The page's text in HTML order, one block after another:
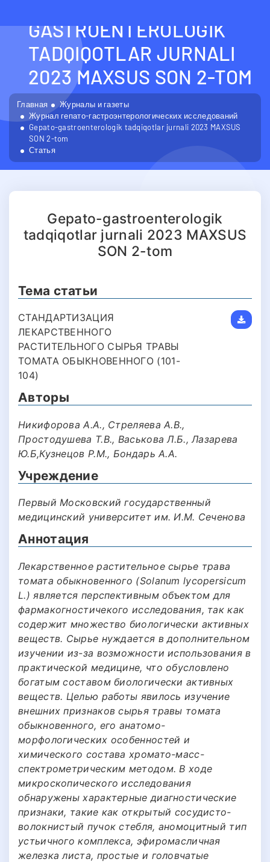
GASTROENTEROLOGIK
TADQIQOTLAR JURNALI
2023 MAXSUS SON 2-TOM
Главная
Журналы и газеты
Журнал гепато-гастроэнтерологических исследований
Gepato-gastroenterologik tadqiqotlar jurnali 2023 MAXSUS
SON 2-tom
Статья
Gepato-gastroenterologik
tadqiqotlar jurnali 2023 MAXSUS
SON 2-tom
Тема статьи
СТАНДАРТИЗАЦИЯ
ЛЕКАРСТВЕННОГО
РАСТИТЕЛЬНОГО СЫРЬЯ ТРАВЫ
ТОМАТА ОБЫКНОВЕННОГО (101-
104)
Авторы
Никифорова А.А., Стреляева А.В.,
Простодушева Т.В., Васькова Л.Б., Лазарева
Ю.Б,Кузнецов Р.М., Бондарь А.А.
Учреждение
Первый Московский государственный
медицинский университет им. И.М. Сеченова
Аннотация
Лекарственное растительное сырье трава
томата обыкновенного (Solanum lycopersicum
L.) является перспективным объектом для
фармакогностичекого исследования, так как
содержит множество биологически активных
веществ. Сырье нуждается в дополнительном
изучении из-за возможности использования в
практической медицине, что обусловлено
богатым составом биологически активных
веществ. Целью работы явилось изучение
внешних признаков сырья травы томата
обыкновенного, его анатомо-
морфологических особенностей и
химического состава хромато-масс-
спектрометрическим методом. В ходе
микроскопического исследования
обнаружены характерные диагностические
признаки, такие как открытый сосудисто-
волокнистый пучок стебля, аномоцитный тип
устьичного комплекса, эфиромасличная
железка листа, простые и головчатые